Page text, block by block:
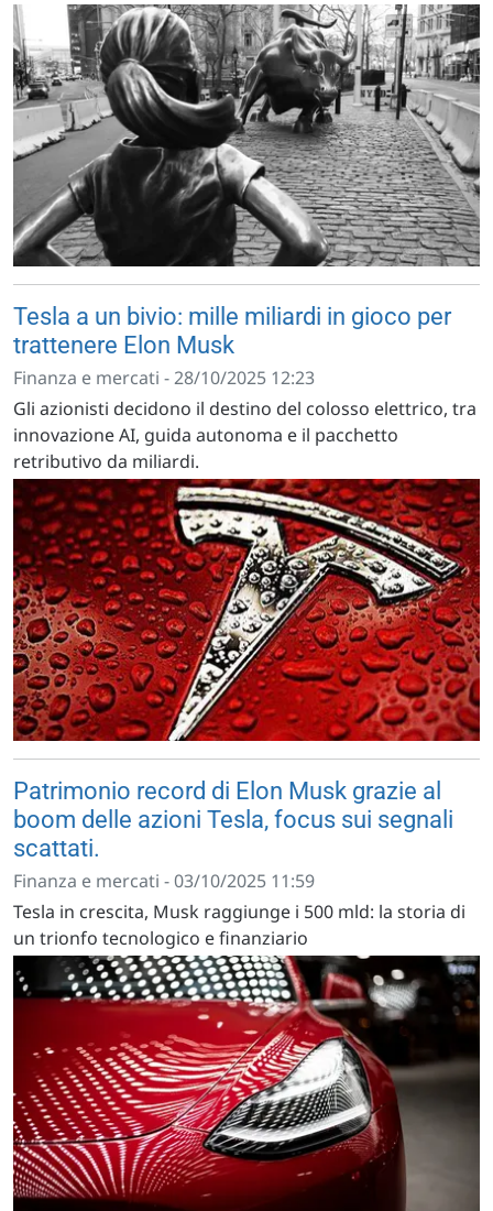
Tesla a un bivio: mille miliardi in gioco per
trattenere Elon Musk
Finanza e mercati - 28/10/2025 12:23
Gli azionisti decidono il destino del colosso elettrico, tra
innovazione AI, guida autonoma e il pacchetto
retributivo da miliardi.
Patrimonio record di Elon Musk grazie al
boom delle azioni Tesla, focus sui segnali
scattati.
Finanza e mercati - 03/10/2025 11:59
Tesla in crescita, Musk raggiunge i 500 mld: la storia di
un trionfo tecnologico e finanziario